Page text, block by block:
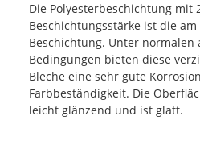
Die Polyesterbeschichtung mit
Beschichtungsstärke ist die
Beschichtung. Unter normalen
Bedingungen bieten diese
Bleche eine sehr gute
Farbbeständigkeit. Die
leicht glänzend und ist glatt.